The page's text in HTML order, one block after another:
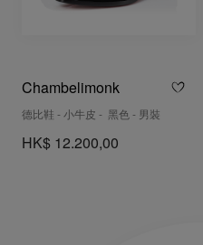
Chambelimonk
德比鞋 - 小牛皮 - 黑色 - 男裝
HK$ 12.200,00